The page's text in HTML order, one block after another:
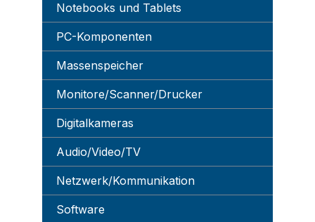
Notebooks und Tablets
PC-Komponenten
Massenspeicher
Monitore/Scanner/Drucker
Digitalkameras
Audio/Video/TV
Netzwerk/Kommunikation
Software